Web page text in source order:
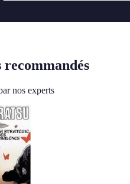
nos experts